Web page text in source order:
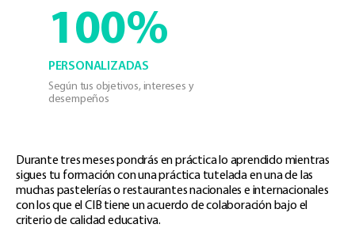
100%
PERSONALIZADAS
Según tus objetivos, intereses y
desempeños
Durante tres meses pondrás en práctica lo aprendido mientras
sigues tu formación con una práctica tutelada en una de las
muchas pastelerías o restaurantes nacionales e internacionales
con los que el CIB tiene un acuerdo de colaboración bajo el
criterio de calidad educativa.